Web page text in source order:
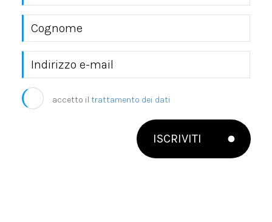
accetto il trattamento dei dati
ISCRIVITI